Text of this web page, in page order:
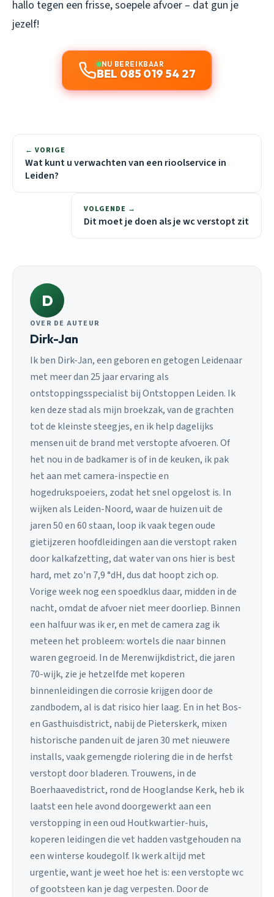
hallo tegen een frisse, soepele afvoer – dat gun je
jezelf!
NU BEREIKBAAR
BEL 085 019 54 27
← VORIGE
Wat kunt u verwachten van een rioolservice in
Leiden?
VOLGENDE →
Dit moet je doen als je wc verstopt zit
D
OVER DE AUTEUR
Dirk-Jan
Ik ben Dirk-Jan, een geboren en getogen Leidenaar
met meer dan 25 jaar ervaring als
ontstoppingsspecialist bij Ontstoppen Leiden. Ik
ken deze stad als mijn broekzak, van de grachten
tot de kleinste steegjes, en ik help dagelijks
mensen uit de brand met verstopte afvoeren. Of
het nou in de badkamer is of in de keuken, ik pak
het aan met camera-inspectie en
hogedrukspoeiers, zodat het snel opgelost is. In
wijken als Leiden-Noord, waar de huizen uit de
jaren 50 en 60 staan, loop ik vaak tegen oude
gietijzeren hoofdleidingen aan die verstopt raken
door kalkafzetting, dat water van ons hier is best
hard, met zo'n 7,9 °dH, dus dat hoopt zich op.
Vorige week nog een spoedklus daar, midden in de
nacht, omdat de afvoer niet meer doorliep. Binnen
een halfuur was ik er, en met de camera zag ik
meteen het probleem: wortels die naar binnen
waren gegroeid. In de Merenwijkdistrict, die jaren
70-wijk, zie je hetzelfde met koperen
binnenleidingen die corrosie krijgen door de
zandbodem, al is dat risico hier laag. En in het Bos-
en Gasthuisdistrict, nabij de Pieterskerk, mixen
historische panden uit de jaren 30 met nieuwere
installs, vaak gemengde riolering die in de herfst
verstopt door bladeren. Trouwens, in de
Boerhaavedistrict, rond de Hooglandse Kerk, heb ik
laatst een hele avond doorgewerkt aan een
verstopping in een oud Houtkwartier-huis,
koperen leidingen die vet hadden vastgehouden na
een winterse koudegolf. Ik werk altijd met
urgentie, want je weet hoe het is: een verstopte wc
of gootsteen kan je dag verpesten. Door de